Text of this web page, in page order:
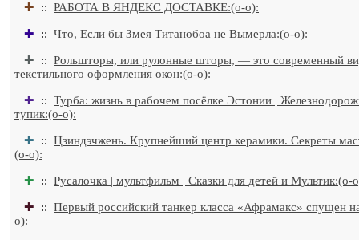
✚ :: РАБОТА В ЯНДЕКС ДОСТАВКЕ:(o-o):
✚ :: Что, Если бы Змея Титанобоа не Вымерла:(o-o):
✚ :: Рольшторы, или рулонные шторы, — это современный
текстильного оформления окон:(o-o):
✚ :: Турба: жизнь в рабочем посёлке Эстонии |
тупик:(o-o):
✚ :: Цзиндэчжень. Крупнейший центр керамики. Секреты
(o-o):
✚ :: Русалочка | мультфильм | Сказки для детей и Мультик:(o-
✚ :: Первый российский танкер класса «Афрамакс» спущен
o):